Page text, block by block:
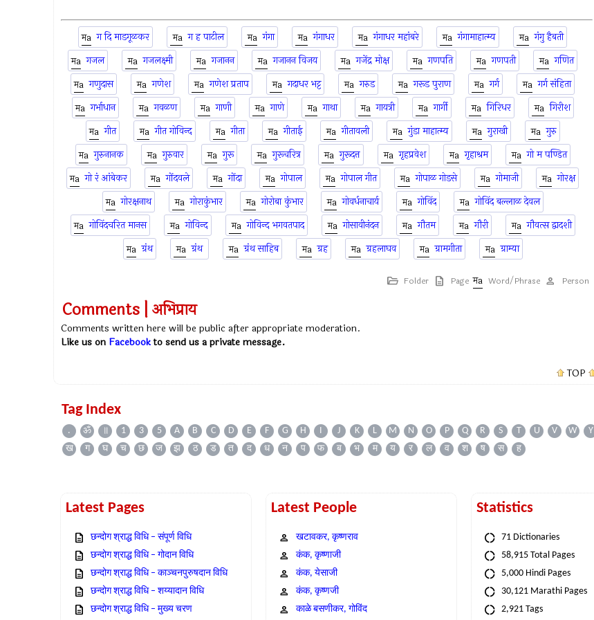
ग दि माडगूळकर ग ह पाटील गंगा गंगाधर गंगाधर महांबरे गंगामाहात्म्य
गंगु हैबती
गजल
गजलक्ष्मी गजानन गजानन विजय गजेंद्र मोक्ष गणपति गणपती
गणित
गणुदास
गणेश गणेश प्रताप गदाधर भट्ट गरुड गरूड पुराण गर्ग
गर्ग संहिता
गर्भाधान
गवळण गाणी गाणे गाथा गायत्री गार्गी गिरिधर
गिरीश
गीत
गीत गोविन्द गीता गीताई गीतावली गुंडा माहात्म्य गुराखी
गुरु
गुरुनानक
गुरुवार गुरू गुरूचरित्र गुरूदत्त गृहप्रवेश गृहाश्रम
गो म पण्डित
गो रं आंबेकर
गोंदवले गोंदा गोपाल गोपाल गीत गोपाळ गोडसे गोमाजी
गोरक्ष
गोरक्षनाथ
गोराकुंभार गोरोबा कुंभार गोवर्धनाचार्य गोविंद
गोविंद बल्लाळ देवल
गोविंदचरित मानस
गोविन्द गोविन्द भगवतपाद गोसावीनंदन गौतम गौरी
गौवत्स द्वादशी
ग्रंथ
ग्रंथ ग्रंथ साहिब ग्रह ग्रहलाघव ग्रामगीता ग्राम्या
Folder Page Word/Phrase Person
Comments | अभिप्राय
Comments written here will be public after appropriate moderation.
Like us on Facebookto send us a private message.
TOP
Tag Index
. ॐ ॥ 1 3 5 A B C D E F G H I J K L M N O P Q R S T U V W Y
ख
ग घ च छ ज झ ठ ड त द ध न प फ ब भ म य र ल व श ष स ह
Latest Pages
छन्दोग श्राद्ध विधि – संपूर्ण विधि
छन्दोग श्राद्ध विधि – गोदान विधि
छन्दोग श्राद्ध विधि – काञ्चनपुरुषदान विधि
छन्दोग श्राद्ध विधि – शय्यादान विधि
छन्दोग श्राद्ध विधि – मुख्य चरण
Latest People
खटावकर, कृष्णराव
कंक, कृष्णाजी
कंक, येसाजी
कंक, कृष्णजी
काळे बसणीकर, गोविंद
Statistics
71 Dictionaries
58,915 Total Pages
5,000 Hindi Pages
30,121 Marathi Pages
2,921 Tags